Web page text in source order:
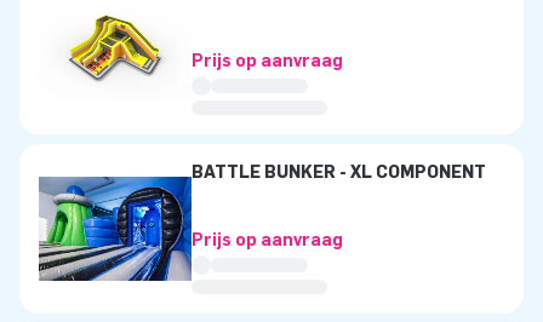
Prijs op aanvraag
BATTLE BUNKER - XL COMPONENT
Prijs op aanvraag